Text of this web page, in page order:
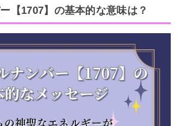
【1707】の基本的な意味は？